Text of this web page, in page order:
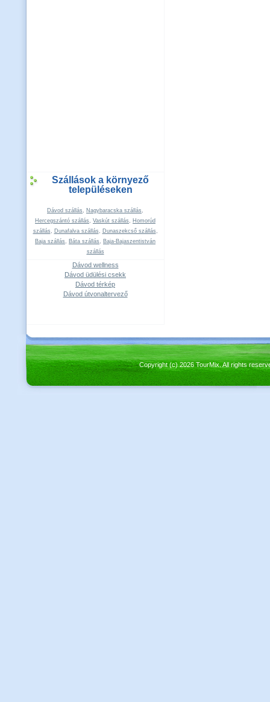
Szállások a környező
településeken
Dávod szállás, Nagybaracska szállás,
Hercegszántó szállás, Vaskút szállás, Homorúd
szállás, Dunafalva szállás, Dunaszekcső szállás,
Baja szállás, Báta szállás, Baja-Bajaszentistván
szállás
Dávod wellness
Dávod üdülési csekk
Dávod térkép
Dávod útvonaltervező
Copyright (c) 2026 TourMix. All rights